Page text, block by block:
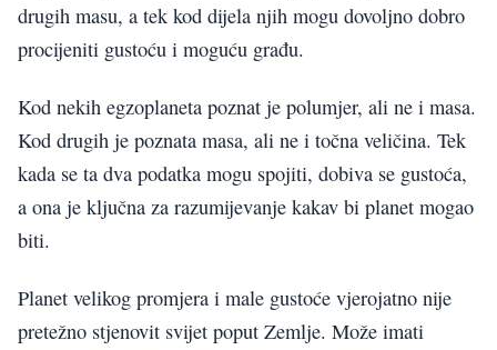
drugih masu, a tek kod dijela njih mogu dovoljno dobro
procijeniti gustoću i moguću građu.
Kod nekih egzoplaneta poznat je polumjer, ali ne i masa.
Kod drugih je poznata masa, ali ne i točna veličina. Tek
kada se ta dva podatka mogu spojiti, dobiva se gustoća,
a ona je ključna za razumijevanje kakav bi planet mogao
biti.
Planet velikog promjera i male gustoće vjerojatno nije
pretežno stjenovit svijet poput Zemlje. Može imati